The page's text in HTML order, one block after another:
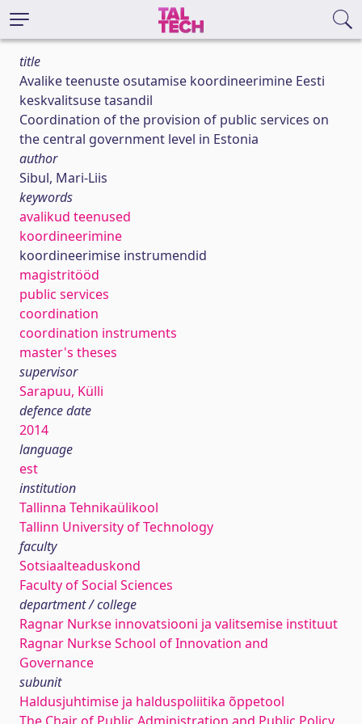
title
Avalike teenuste osutamise koordineerimine Eesti
keskvalitsuse tasandil
Coordination of the provision of public services on
the central government level in Estonia
author
Sibul, Mari-Liis
keywords
avalikud teenused
koordineerimine
koordineerimise instrumendid
magistritööd
public services
coordination
coordination instruments
master's theses
supervisor
Sarapuu, Külli
defence date
2014
language
est
institution
Tallinna Tehnikaülikool
Tallinn University of Technology
faculty
Sotsiaalteaduskond
Faculty of Social Sciences
department / college
Ragnar Nurkse innovatsiooni ja valitsemise instituut
Ragnar Nurkse School of Innovation and
Governance
subunit
Haldusjuhtimise ja halduspoliitika õppetool